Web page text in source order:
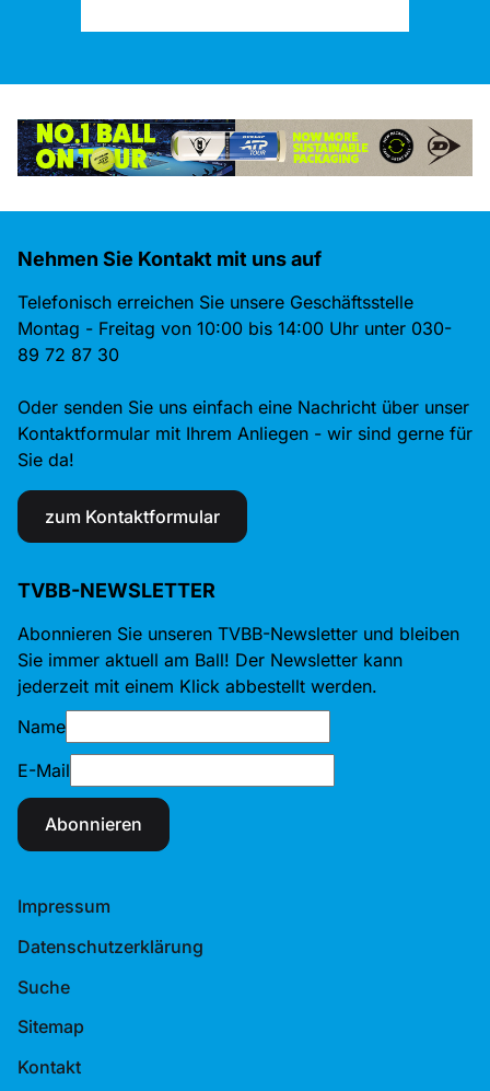
Nehmen Sie Kontakt mit uns auf
Telefonisch erreichen Sie unsere Geschäftsstelle
Montag - Freitag von 10:00 bis 14:00 Uhr unter 030-
89 72 87 30
Oder senden Sie uns einfach eine Nachricht über unser
Kontaktformular mit Ihrem Anliegen - wir sind gerne für
Sie da!
zum Kontaktformular
TVBB-NEWSLETTER
Abonnieren Sie unseren TVBB-Newsletter und bleiben
Sie immer aktuell am Ball! Der Newsletter kann
jederzeit mit einem Klick abbestellt werden.
Name
E-Mail
Abonnieren
Impressum
Datenschutzerklärung
Suche
Sitemap
Kontakt